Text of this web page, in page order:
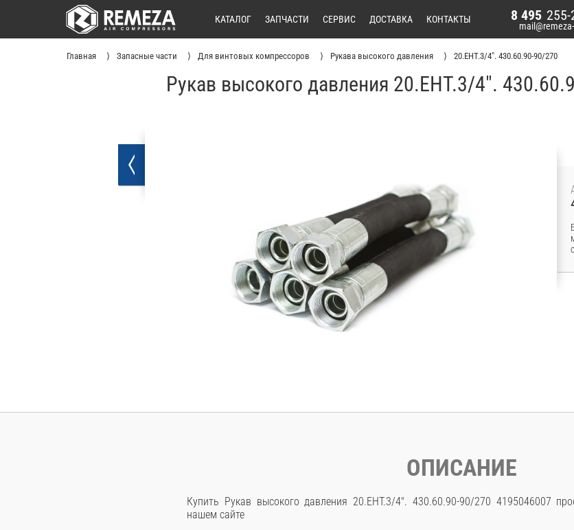
КАТАЛОГ ЗАПЧАСТИ СЕРВИС ДОСТАВКА КОНТАКТЫ 8 495 255-
Главная Запасные части Для винтовых компрессоров Рукава высокого давления 20.EHT.3/4". 430.60.90-90/270
Рукав высокого давления 20.EHT.3/4".
ОПИСАНИЕ
Купить Рукав высокого давления 20.EHT.3/4". 430.60.90-90/270 4195046007
нашем сайте